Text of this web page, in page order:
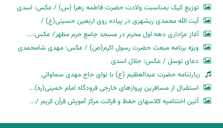
توزیع کیک بمناسبت ولادت حضرت فاطمه زهرا (س) / عکس: اسدی
آیت الله محمدی ریشهری در پیاده روی اربعین حسینی(ع) /
آغاز عزاداری دهه اول محرم در مسجد جامع حرم مطهر/ عکس:...
ویژه برنامه مبعث حضرت رسول اکرم(ص) / عکس: مهدی شامحمدی
دعای توسل / عکس: جلال اسدی
زیارتنامه حضرت عبدالعظیم (ع) با نوای حاج مهدی سماواتی
استقبال از مسافرین پروازهای خارجی فرودگاه امام خمینی(ره)...
آئین اختتامیه کلاسهای حفظ و قرائت مرکز آموزش قرآن کریم /...